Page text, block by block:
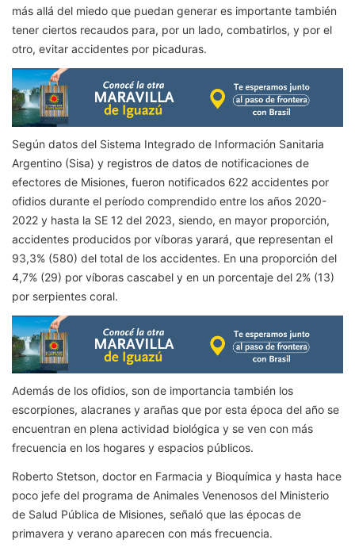
más allá del miedo que puedan generar es importante también
tener ciertos recaudos para, por un lado, combatirlos, y por el
otro, evitar accidentes por picaduras.
Según datos del Sistema Integrado de Información Sanitaria
Argentino (Sisa) y registros de datos de notificaciones de
efectores de Misiones, fueron notificados 622 accidentes por
ofidios durante el período comprendido entre los años 2020-
2022 y hasta la SE 12 del 2023, siendo, en mayor proporción,
accidentes producidos por víboras yarará, que representan el
93,3% (580) del total de los accidentes. En una proporción del
4,7% (29) por víboras cascabel y en un porcentaje del 2% (13)
por serpientes coral.
Además de los ofidios, son de importancia también los
escorpiones, alacranes y arañas que por esta época del año se
encuentran en plena actividad biológica y se ven con más
frecuencia en los hogares y espacios públicos.
Roberto Stetson, doctor en Farmacia y Bioquímica y hasta hace
poco jefe del programa de Animales Venenosos del Ministerio
de Salud Pública de Misiones, señaló que las épocas de
primavera y verano aparecen con más frecuencia.